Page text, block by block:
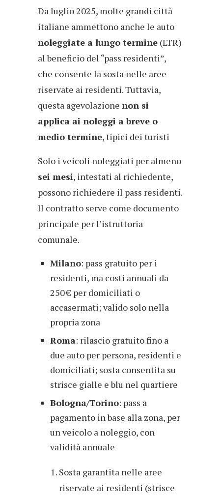
Da luglio 2025, molte grandi città
italiane ammettono anche le auto
noleggiate a lungo termine (LTR)
al beneficio del “pass residenti”,
che consente la sosta nelle aree
riservate ai residenti. Tuttavia,
questa agevolazione non si
applica ai noleggi a breve o
medio termine, tipici dei turisti
Solo i veicoli noleggiati per almeno
sei mesi, intestati al richiedente,
possono richiedere il pass residenti.
Il contratto serve come documento
principale per l’istruttoria
comunale.
Milano: pass gratuito per i
residenti, ma costi annuali da
250 € per domiciliati o
accasermati; valido solo nella
propria zona
Roma: rilascio gratuito fino a
due auto per persona, residenti e
domiciliati; sosta consentita su
strisce gialle e blu nel quartiere
Bologna/Torino: pass a
pagamento in base alla zona, per
un veicolo a noleggio, con
validità annuale
Sosta garantita nelle aree
riservate ai residenti (strisce